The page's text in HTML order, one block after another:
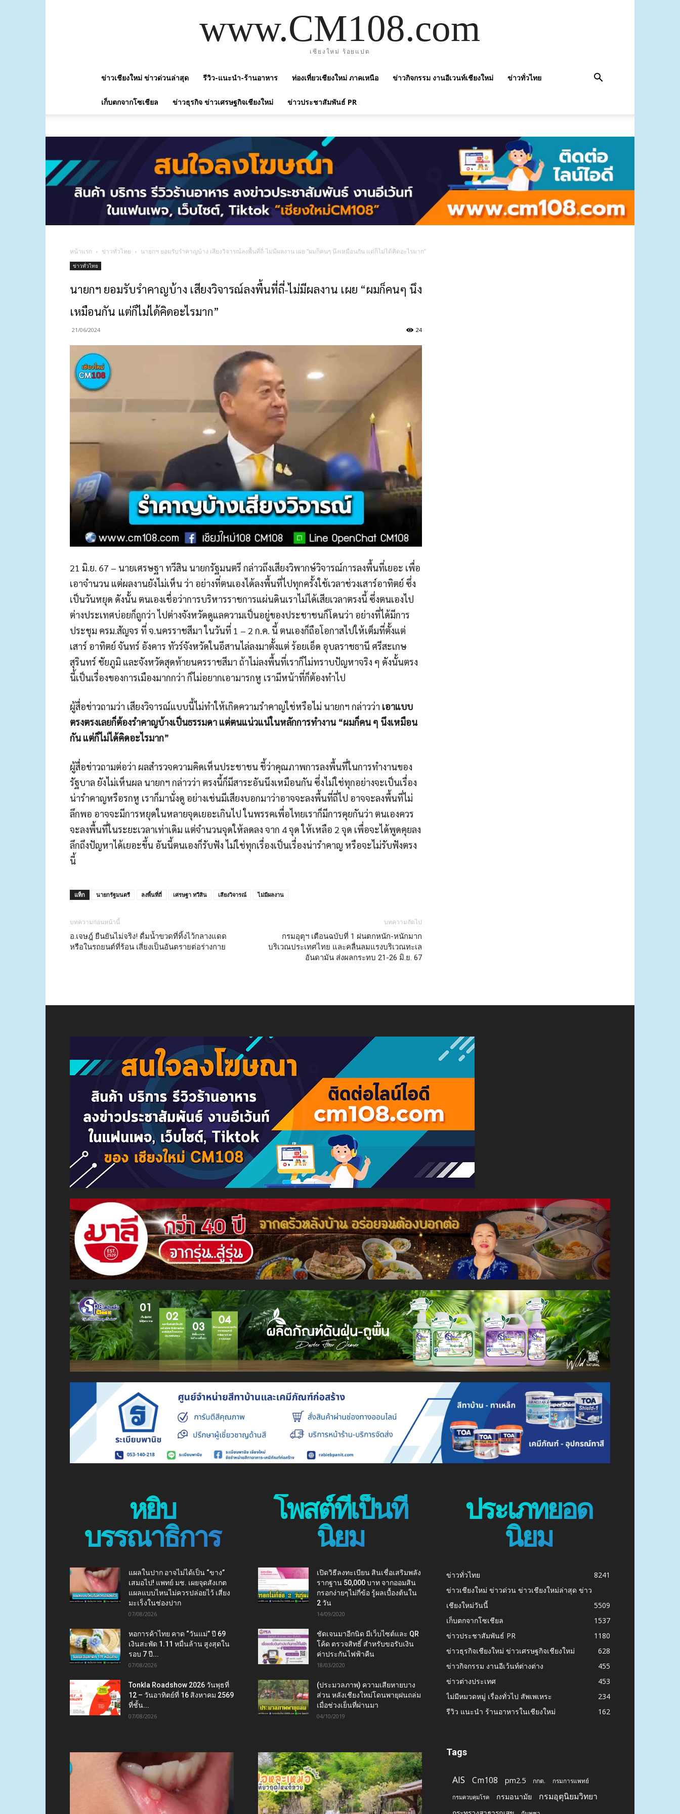
www.CM108.com
เชียงใหม่ ร้อยแปด
ข่าวเชียงใหม่ ข่าวด่วนล่าสุด รีวิว-แนะนำ-ร้านอาหาร ท่องเที่ยวเชียงใหม่ ภาคเหนือ ข่าวกิจกรรม งานอีเวนท์เชียงใหม่ ข่าวทั่วไทย
เก็บตกจากโซเชียล ข่าวธุรกิจ ข่าวเศรษฐกิจเชียงใหม่ ข่าวประชาสัมพันธ์ PR
หน้าแรก ข่าวทั่วไทย นายกฯ ยอมรับรำคาญบ้าง เสียงวิจารณ์ลงพื้นที่ถี่-ไม่มีผลงาน เผย “ผมก็คนๆ นึงเหมือนกัน แต่ก็ไม่ได้คิดอะไรมาก”
ข่าวทั่วไทย
นายกฯ ยอมรับรำคาญบ้าง เสียงวิจารณ์ลงพื้นที่ถี่-ไม่มีผลงาน เผย “ผมก็คนๆ นึง
เหมือนกัน แต่ก็ไม่ได้คิดอะไรมาก”
21/06/2024 24
21 มิ.ย. 67 – นายเศรษฐา ทวีสิน นายกรัฐมนตรี กล่าวถึงเสียงวิพากษ์วิจารณ์การลงพื้นที่เยอะ เพื่อ
เอาจำนวน แต่ผลงานยังไม่เห็น ว่า อย่างที่ตนเองได้ลงพื้นที่ไปทุกครั้งใช้เวลาช่วงเสาร์อาทิตย์ ซึ่ง
เป็นวันหยุด ดังนั้น ตนเองเชื่อว่าการบริหารราชการแผ่นดินเราไม่ได้เสียเวลาตรงนี้ ซึ่งตนเองไป
ต่างประเทศบ่อยก็ถูกว่า ไปต่างจังหวัดดูแลความเป็นอยู่ของประชาชนก็โดนว่า อย่างที่ได้มีการ
ประชุม ครม.สัญจร ที่ จ.นครราชสีมา ในวันที่ 1 – 2 ก.ค. นี้ ตนเองก็ถือโอกาสไปให้เต็มที่ตั้งแต่
เสาร์ อาทิตย์ จันทร์ อังคาร ทัวร์จังหวัดในอีสานไล่ลงมาตั้งแต่ ร้อยเอ็ด อุบลราชธานี ศรีสะเกษ
สุรินทร์ ชัยภูมิ และจังหวัดสุดท้ายนครราชสีมา ถ้าไม่ลงพื้นที่เราก็ไม่ทราบปัญหาจริง ๆ ดังนั้นตรง
นี้เป็นเรื่องของการเมืองมากกว่า ก็ไม่อยากเอามารกหู เรามีหน้าที่ก็ต้องทำไป
ผู้สื่อข่าวถามว่า เสียงวิจารณ์แบบนี้ไม่ทำให้เกิดความรำคาญใช่หรือไม่ นายกฯ กล่าวว่า เอาแบบ
ตรงตรงเลยก็ต้องรำคาญบ้างเป็นธรรมดา แต่ตนแน่วแน่ในหลักการทำงาน “ผมก็คน ๆ นึงเหมือน
กัน แต่ก็ไม่ได้คิดอะไรมาก”
ผู้สื่อข่าวถามต่อว่า ผลสำรวจความคิดเห็นประชาชน ชี้ว่าคุณภาพการลงพื้นที่ในการทำงานของ
รัฐบาล ยังไม่เห็นผล นายกฯ กล่าวว่า ตรงนี้ก็มีสาระอันนึงเหมือนกัน ซึ่งไม่ใช่ทุกอย่างจะเป็นเรื่อง
น่ารำคาญหรือรกหู เราก็มานั่งดู อย่างเช่นมีเสียงบอกมาว่าอาจจะลงพื้นที่ถี่ไป อาจจะลงพื้นที่ไม่
ลึกพอ อาจจะมีการหยุดในหลายจุดเยอะเกินไป ในพรรคเพื่อไทยเราก็มีการคุยกันว่า ตนเองควร
จะลงพื้นที่ในระยะเวลาเท่าเดิม แต่จำนวนจุดให้ลดลง จาก 4 จุด ให้เหลือ 2 จุด เพื่อจะได้พูดคุยลง
ลึกถึงปัญหาได้เยอะขึ้น อันนี้ตนเองก็รับฟัง ไม่ใช่ทุกเรื่องเป็นเรื่องน่ารำคาญ หรือจะไม่รับฟังตรง
นี้
แท็ก นายกรัฐมนตรี ลงพื้นที่ถี่ เศรษฐา ทวีสิน เสียงวิจารณ์ ไม่มีผลงาน
บทความก่อนหน้านี้
อ.เจษฎ์ ยืนยันไม่จริง! ดื่มน้ำขวดที่ทิ้งไว้กลางแดด
หรือในรถยนต์ที่ร้อน เสี่ยงเป็นอันตรายต่อร่างกาย
บทความถัดไป
กรมอุตุฯ เตือนฉบับที่ 1 ฝนตกหนัก-หนักมาก
บริเวณประเทศไทย และคลื่นลมแรงบริเวณทะเล
อันดามัน ส่งผลกระทบ 21-26 มิ.ย. 67
หยิบ
บรรณาธิการ
แผลในปาก อาจไม่ได้เป็น “ขาง”
เสมอไป! แพทย์ มช. เผยจุดสังเกต
แผลแบบไหนไม่ควรปล่อยไว้ เสี่ยง
มะเร็งในช่องปาก
07/08/2026
หอการค้าไทย คาด “วันแม่” ปี 69
เงินสะพัด 1.11 หมื่นล้าน สูงสุดใน
รอบ 7 ปี...
07/08/2026
Tonkla Roadshow 2026 วันพุธที่
12 – วันอาทิตย์ที่ 16 สิงหาคม 2569
ที่ชั้น...
07/08/2026
โพสต์ที่เป็นที่
นิยม
เปิดวิธีลงทะเบียน สินเชื่อเสริมพลัง
รากฐาน 50,000 บาท จากออมสิน
กรอกง่ายๆไม่กี่ข้อ รู้ผลเบื้องต้นใน
2 วัน
14/09/2020
ชัดเจนมาอีกนิด มีเว็บไซต์และ QR
โค้ด ตรวจสิทธิ์ สำหรับขอรับเงิน
ค่าประกันไฟฟ้าคืน
18/03/2020
(ประมวลภาพ) ความเสียหายบาง
ส่วน หลังเชียงใหม่โดนพายุฝนถล่ม
เมื่อช่วงเย็นที่ผ่านมา
04/10/2019
ประเภทยอด
นิยม
ข่าวทั่วไทย
8241
ข่าวเชียงใหม่ ข่าวด่วน ข่าวเชียงใหม่ล่าสุด ข่าว
เชียงใหม่วันนี้
5509
เก็บตกจากโซเชียล
1537
ข่าวประชาสัมพันธ์ PR
1180
ข่าวธุรกิจเชียงใหม่ ข่าวเศรษฐกิจเชียงใหม่
628
ข่าวกิจกรรม งานอีเว้นท์ต่างต่าง
455
ข่าวต่างประเทศ
453
ไม่มีหมวดหมู่ เรื่องทั่วไป สัพเพเหระ
234
รีวิว แนะนำ ร้านอาหารในเชียงใหม่
162
Tags
AIS Cm108 pm2.5 กกต. กรมการแพทย์
กรมควบคุมโรค กรมอนามัย กรมอุตุนิยมวิทยา